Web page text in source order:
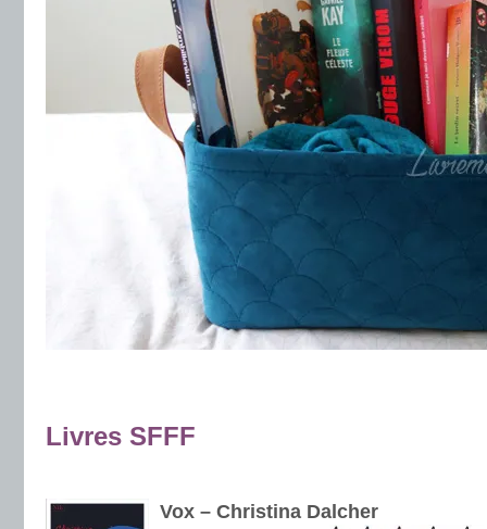
Livres SFFF
Vox – Christina Dalcher